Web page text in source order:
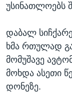
უსინათლოებს
დაბალ
ხმა რთულად
მომუშავე
მოხდა ასეთი
დონეზე.